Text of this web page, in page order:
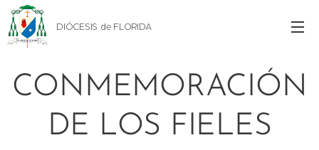
DIÓCESIS de FLORIDA
CONMEMORACIÓN
DE LOS FIELES